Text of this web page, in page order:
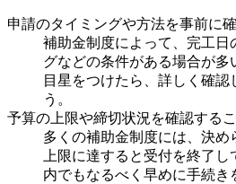
申請のタイミングや方法を事前に
補助金制度によって、完工日
グなどの条件がある場合が多
目星をつけたら、詳しく確認
う。
予算の上限や締切状況を確認する
多くの補助金制度には、決め
上限に達すると受付を終了
内でもなるべく早めに手続き